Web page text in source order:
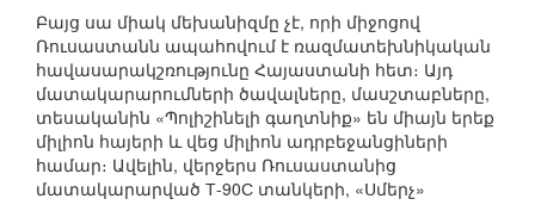
Բայց սա միակ մեխանիզմը չէ, որի միջոցով
Ռուսաստանն ապահովում է ռազմատեխնիկական
հավասարակշռությունը Հայաստանի հետ։ Այդ
մատակարարումների ծավալները, մասշտաբները,
տեսականին «Պոլիշինելի գաղտնիք» են միայն երեք
միլիոն հայերի և վեց միլիոն ադրբեջանցիների
համար։ Ավելին, վերջերս Ռուսաստանից
մատակարարված Т-90С տանկերի, «Սմերչ»